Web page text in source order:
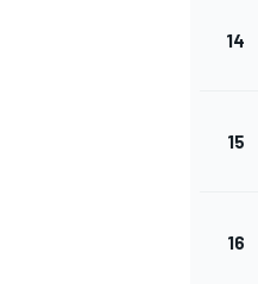
14
15
16